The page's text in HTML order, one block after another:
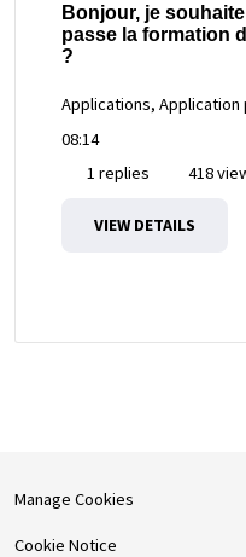
Bonjour, je
passe la formation
?
Applications, Application
08:14
1 replies
418
VIEW DETAILS
Manage Cookies
Cookie Notice